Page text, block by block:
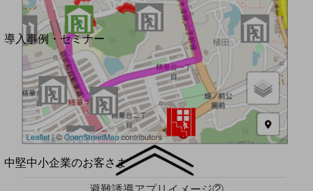
別ウィンドウで開きます
サービスをご利用中のお客さま
導入事例・セミナー
導入事例TOP
最新の導入事例や注目の導入事例をご紹介します
セミナー
開催・出展する各種セミナー、イベント情報をご紹介します
別ウィンドウで開きます
中堅中小企業のお客さま
NTTドコモビジネスウォッチ